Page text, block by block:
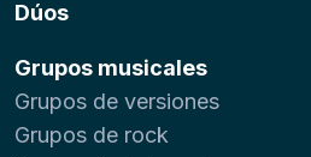
Dúos
Grupos musicales
Grupos de versiones
Grupos de rock